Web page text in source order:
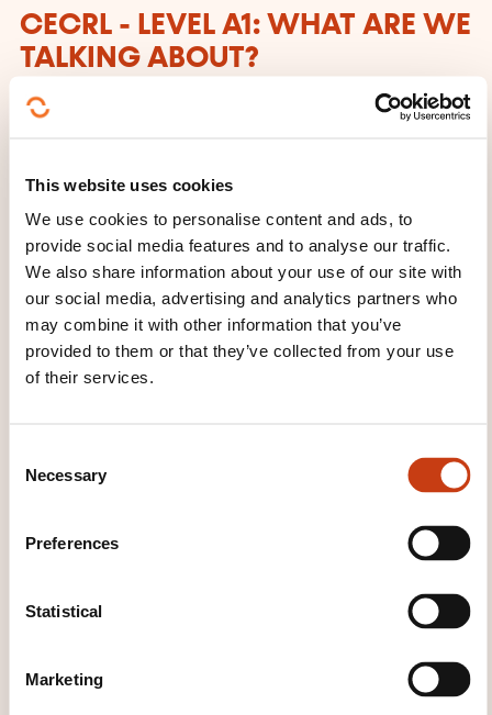
This website uses cookies
We use cookies to personalise content and ads, to
provide social media features and to analyse our traffic.
We also share information about your use of our site with
our social media, advertising and analytics partners who
may combine it with other information that you’ve
provided to them or that they’ve collected from your use
of their services.
Necessary
Preferences
Statistical
Marketing
CECRL - LEVEL A1: WHAT ARE WE
TALKING ABOUT?
Anyone who has reached this level:
expressions and very basic phrases aimed at
the satisfaction of needs of a concrete type.
Can introduce him/herself and others and can
ask and answer questions about personal
details such as where he/she lives, people
he/she knows and things he/she has. Can
interact in a simple way provided the other
training provider?